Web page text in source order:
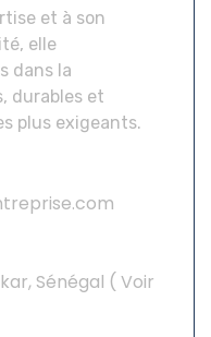
et à son
elle
dans la
durables et
plus exigeants.
Sénégal ( Voir